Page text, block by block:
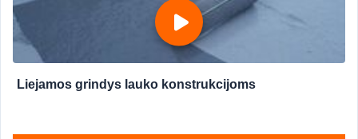
Liejamos grindys lauko konstrukcijoms